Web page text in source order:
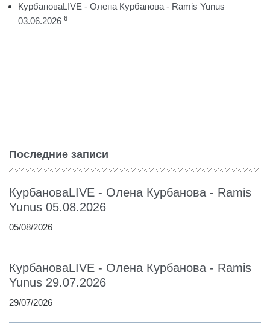
КурбановаLIVE - Олена Курбанова - Ramis Yunus
03.06.2026 6
Последние записи
КурбановаLIVE - Олена Курбанова - Ramis
Yunus 05.08.2026
05/08/2026
КурбановаLIVE - Олена Курбанова - Ramis
Yunus 29.07.2026
29/07/2026